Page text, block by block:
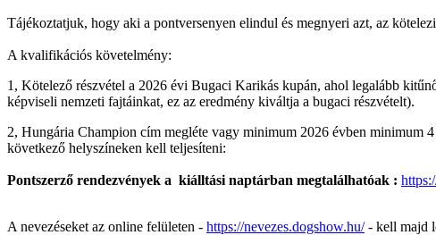
Tájékoztatjuk, hogy aki a pontversenyen elindul és megnyeri azt, az
A kvalifikációs követelmény:
1, Kötelező részvétel a 2026 évi Bugaci Karikás kupán, ahol legalább
képviseli nemzeti fajtáinkat, ez az eredmény kiváltja a bugaci részvételt).
2, Hungária Champion cím megléte vagy minimum 2026 évben
következő helyszíneken kell teljesíteni:
Pontszerző rendezvények a kiálltási naptárban megtalálhatóak :
A nevezéseket az online felületen - https://nevezes.dogshow.hu/- kell majd